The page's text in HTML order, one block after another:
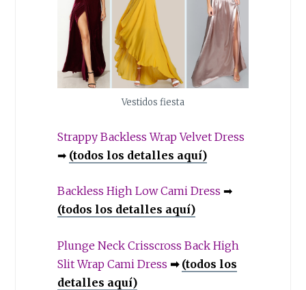
Vestidos fiesta
Strappy Backless Wrap Velvet Dress
➡ (todos los detalles aquí)
Backless High Low Cami Dress ➡
(todos los detalles aquí)
Plunge Neck Crisscross Back High
Slit Wrap Cami Dress ➡ (todos los
detalles aquí)